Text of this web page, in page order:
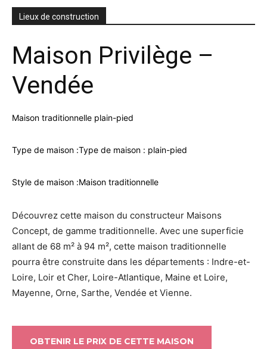
Lieux de construction
Maison Privilège –
Vendée
Maison traditionnelle plain-pied
Type de maison :Type de maison : plain-pied
Style de maison :Maison traditionnelle
Découvrez cette maison du constructeur Maisons
Concept, de gamme traditionnelle. Avec une superficie
allant de 68 m² à 94 m², cette maison traditionnelle
pourra être construite dans les départements : Indre-et-
Loire, Loir et Cher, Loire-Atlantique, Maine et Loire,
Mayenne, Orne, Sarthe, Vendée et Vienne.
OBTENIR LE PRIX DE CETTE MAISON